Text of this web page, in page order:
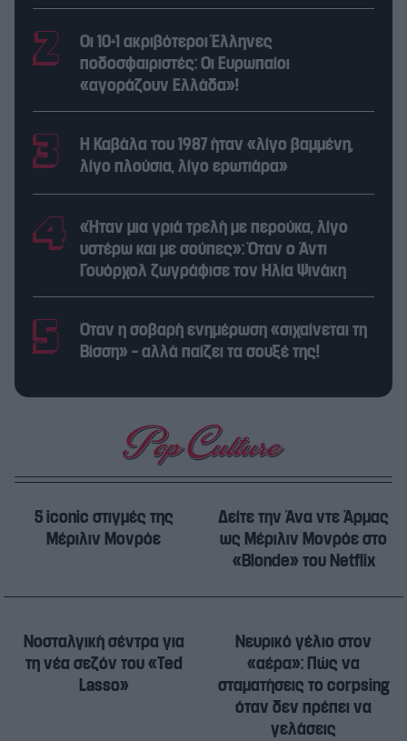
Οι 10+1 ακριβότεροι Έλληνες
ποδοσφαιριστές: Οι Ευρωπαίοι
«αγοράζουν Ελλάδα»!
Η Καβάλα του 1987 ήταν «λίγο βαμμένη,
λίγο πλούσια, λίγο ερωτιάρα»
«Ήταν μια γριά τρελή με περούκα, λίγο
υστέρω και με σούπες»: Όταν ο Άντι
Γουόρχολ ζωγράφισε τον Ηλία Ψινάκη
Όταν η σοβαρή ενημέρωση «σιχαίνεται τη
Βίσση» – αλλά παίζει τα σουξέ της!
5 iconic στιγμές της
Μέριλιν Μονρόε
Δείτε την Άνα ντε Άρμας
ως Μέριλιν Μονρόε στο
«Blonde» του Netflix
Νοσταλγική σέντρα για
τη νέα σεζόν του «Ted
Lasso»
Νευρικό γέλιο στον
«αέρα»: Πώς να
σταματήσεις το corpsing
όταν δεν πρέπει να
γελάσεις